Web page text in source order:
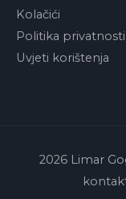
Kolačići
Politika privatnosti
Uvjeti korištenja
2026 Limar